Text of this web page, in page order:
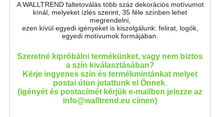
A WALLTREND faltetoválás több száz dekorációs motívumot
kínál, melyeket ízlés szerint, 35 féle színben lehet
megrendelni,
ezen kívül egyedi igényeket is kiszolgálunk: felirat, logók,
egyedi motívumok formájában.
Szeretné kipróbálni termékünket, vagy nem biztos
a szín kiválasztásában?
Kérje ingyenes szín és termékmintánkat melyet
postai úton jutattunk el Önnek.
(igényét és postacímét kérjük e-mailben jelezze az
info@walltrend.eu címen)